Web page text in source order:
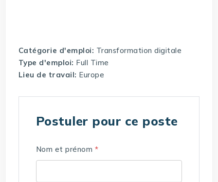
Catégorie d'emploi: Transformation digitale
Type d'emploi: Full Time
Lieu de travail: Europe
Postuler pour ce poste
Nom et prénom *